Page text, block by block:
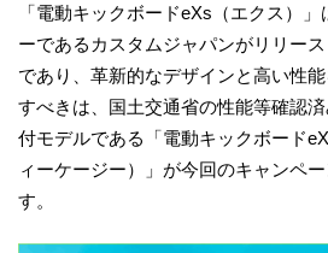
「電動キックボードeXs（エクス）
ーであるカスタムジャパンがリリー
であり、革新的なデザインと高い性
すべきは、国土交通省の性能等確認
付モデルである「電動キックボード
ィーケージー）」が今回のキャンペ
す。